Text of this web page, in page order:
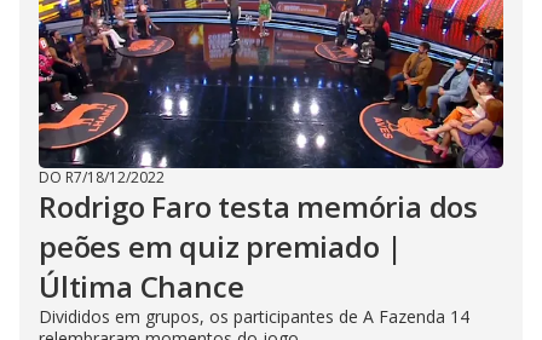
DO R7/18/12/2022
Rodrigo Faro testa memória dos
peões em quiz premiado |
Última Chance
Divididos em grupos, os participantes de A Fazenda 14